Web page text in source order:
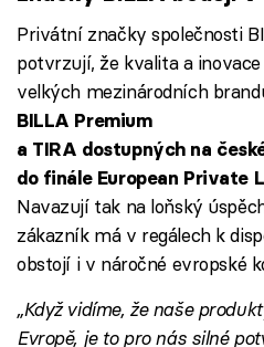
Privátní značky společnosti
potvrzují, že kvalita a
velkých mezinárodních
BILLA Premium
a TIRA dostupných na
do finále European Private
Navazují tak na loňský
zákazník má v regálech k
obstojí i v náročné evropské
„Když vidíme, že naše
Evropě, je to pro nás silné